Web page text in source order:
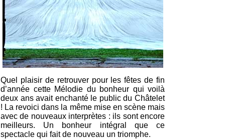
Quel plaisir de retrouver pour les fêtes de fin
d’année cette Mélodie du bonheur qui voilà
deux ans avait enchanté le public du Châtelet
! La revoici dans la même mise en scène mais
avec de nouveaux interprètes : ils sont encore
meilleurs. Un bonheur intégral que ce
spectacle qui fait de nouveau un triomphe.